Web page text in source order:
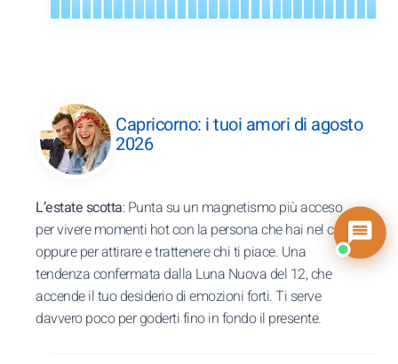
Capricorno: i tuoi amori di agosto
2026
L’estate scotta: Punta su un magnetismo più acceso
per vivere momenti hot con la persona che hai nel cuore,
oppure per attirare e trattenere chi ti piace. Una
tendenza confermata dalla Luna Nuova del 12, che
accende il tuo desiderio di emozioni forti. Ti serve
davvero poco per goderti fino in fondo il presente.